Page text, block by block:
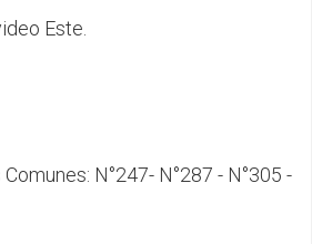
Este.
N°247- N°287 - N°305 -